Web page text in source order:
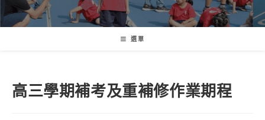
選單
高三學期補考及重補修作業期程